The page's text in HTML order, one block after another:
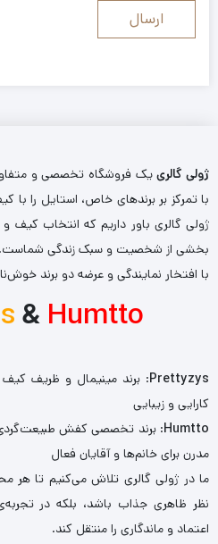
ژولی گالرییک فروشگاه تخصصی و
با تمرکز بر برندهای خاص، استایل را با
ژولی گالری باور داریم که انتخاب
بخشی از شخصیت و سبک زندگی شماست.
با افتخار نمایندگی و عرضه دو برند
& Humtto
Prettyzys: برند مینیمال و ظریف کیف
کارایی و زیبایی
Humtto: برند تخصصی کفش
مدرن برای خانم‌ها و آقایان فعال
ما در ژولی گالری تلاش می‌کنیم تا هر
نظر ظاهری جذاب باشد، بلکه در
اعتماد و ماندگاری را منتقل کند.